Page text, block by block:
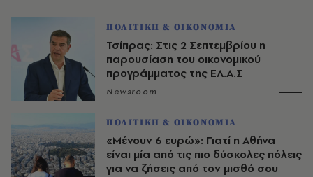
ΠΟΛΙΤΙΚΗ & ΟΙΚΟΝΟΜΙΑ
Τσίπρας: Στις 2 Σεπτεμβρίου η
παρουσίαση του οικονομικού
προγράμματος της ΕΛ.Α.Σ
Newsroom
ΠΟΛΙΤΙΚΗ & ΟΙΚΟΝΟΜΙΑ
«Μένουν 6 ευρώ»: Γιατί η Αθήνα
είναι μία από τις πιο δύσκολες πόλεις
για να ζήσεις από τον μισθό σου